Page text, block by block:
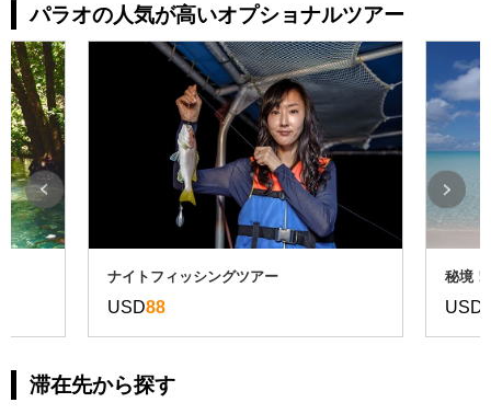
パラオの人気が高いオプショナルツアー
ナイトフィッシングツアー
USD88
秘境
USD
滞在先から探す